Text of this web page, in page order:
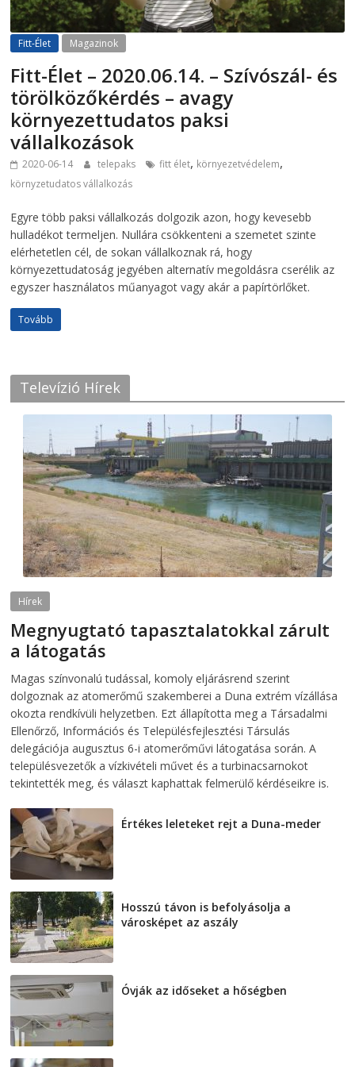
Fitt-Élet Magazinok
Fitt-Élet – 2020.06.14. – Szívószál- és
törölközőkérdés – avagy
környezettudatos paksi
vállalkozások
2020-06-14 telepaks fitt élet, környezetvédelem,
környzetudatos vállalkozás
Egyre több paksi vállalkozás dolgozik azon, hogy kevesebb
hulladékot termeljen. Nullára csökkenteni a szemetet szinte
elérhetetlen cél, de sokan vállalkoznak rá, hogy
környezettudatoság jegyében alternatív megoldásra cserélik az
egyszer használatos műanyagot vagy akár a papírtörlőket.
Tovább
Televízió Hírek
Hírek
Megnyugtató tapasztalatokkal zárult
a látogatás
Magas színvonalú tudással, komoly eljárásrend szerint
dolgoznak az atomerőmű szakemberei a Duna extrém vízállása
okozta rendkívüli helyzetben. Ezt állapította meg a Társadalmi
Ellenőrző, Információs és Településfejlesztési Társulás
delegációja augusztus 6-i atomerőművi látogatása során. A
településvezetők a vízkivételi művet és a turbinacsarnokot
tekintették meg, és választ kaphattak felmerülő kérdéseikre is.
Értékes leleteket rejt a Duna-meder
Hosszú távon is befolyásolja a
városképet az aszály
Óvják az időseket a hőségben